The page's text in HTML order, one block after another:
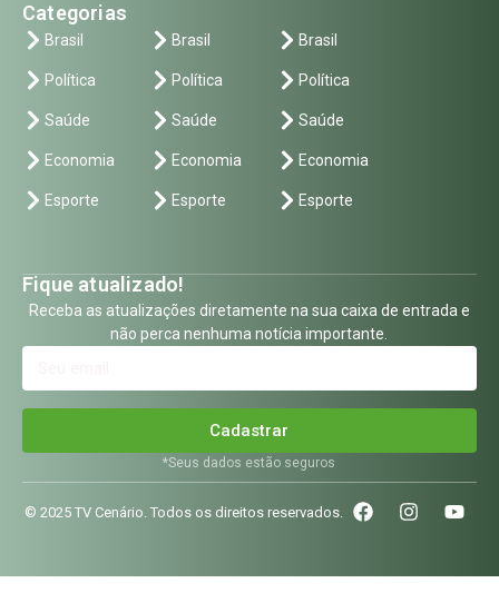
Categorias
Brasil
Política
Saúde
Economia
Esporte
Brasil
Política
Saúde
Economia
Esporte
Brasil
Política
Saúde
Economia
Esporte
Fique atualizado!
Receba as atualizações diretamente na sua caixa de entrada e
não perca nenhuma notícia importante.
Cadastrar
*Seus dados estão seguros
© 2025 TV Cenário. Todos os direitos reservados.